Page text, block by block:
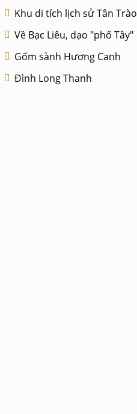
Khu di tích lịch sử Tân Trào
Về Bạc Liêu, dạo "phố Tây"
Gốm sành Hương Canh
Đình Long Thanh